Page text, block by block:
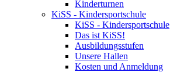
Kinderturnen
KiSS - Kindersportschule
KiSS - Kindersportschule
Das ist KiSS!
Ausbildungsstufen
Unsere Hallen
Kosten und Anmeldung